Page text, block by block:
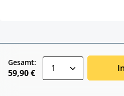
Gesamt:
59,90 €